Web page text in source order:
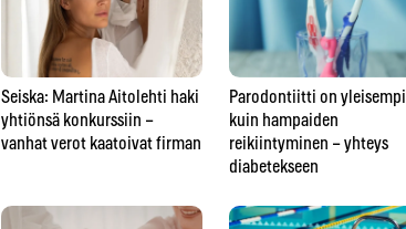
Seiska: Martina Aitolehti haki
yhtiönsä konkurssiin –
vanhat verot kaatoivat firman
Parodontiitti on yleisempi
kuin hampaiden
reikiintyminen – yhteys
diabetekseen